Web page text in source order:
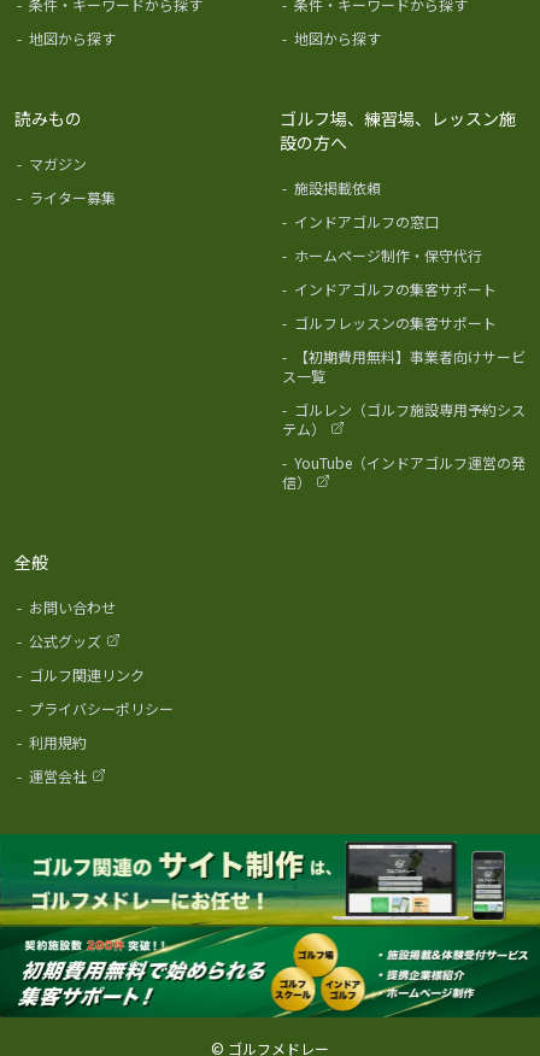
- 条件・キーワードから探す
- 地図から探す
- 条件・キーワードから探す
- 地図から探す
読みもの
- マガジン
- ライター募集
ゴルフ場、練習場、レッスン施
設の方へ
- 施設掲載依頼
- インドアゴルフの窓口
- ホームページ制作・保守代行
- インドアゴルフの集客サポート
- ゴルフレッスンの集客サポート
-
【初期費用無料】事業者向けサービ
ス一覧
- ゴルレン（ゴルフ施設専用予約シス
テム）
- YouTube（インドアゴルフ運営の発
信）
全般
- お問い合わせ
- 公式グッズ
- ゴルフ関連リンク
- プライバシーポリシー
- 利用規約
- 運営会社
© ゴルフメドレー